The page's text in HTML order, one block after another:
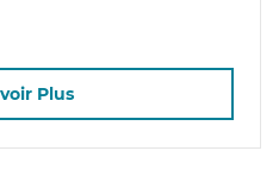
Plus